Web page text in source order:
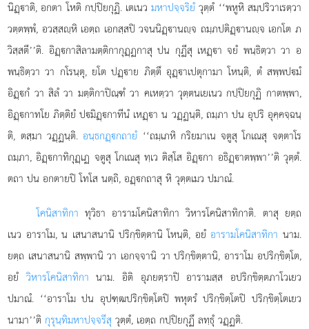
นิฏฺาติ, อกตา โหติ กปฺปิยกุฏิ. เตเนวมหาปจฺจริยํ วุตฺตํ ‘‘พหูหิ สมฺปริวาเรตฺวา
วตฺตพฺพํ, อวสฺสฺหิ เอตฺถ เอกสฺสปิ วจนนิฏฺานฺจ ถมฺภปติฏฺานฺจ เอกโต ภ
วิสฺสตี’’ติ. อิฏฺกาสิลามตฺติกากุฏฺฏกาสุ ปน กุฏีสุ เหฏฺา จยํ พนฺธิตฺวา วา อ
พนฺธิตฺวา วา กโรนฺตุ, ยโต ปฏฺาย ภิตฺตึ อุฏฺาเปตุกามา โหนฺติ, ตํ สพฺพปมํ
อิฏฺกํ วา สิลํ วา มตฺติกาปิณฺฑํ วา คเหตฺวา วุตฺตนเยเนว กปฺปิยกุฏิ กาตพฺพา,
อิฏฺกาทโย ภิตฺติยํ ปมิฏฺกาทีนํ เหฏฺา น วฏฺฏนฺติ, ถมฺภา ปน อุปริ อุคฺคจฺฉนฺ
ติ, ตสฺมา วฏฺฏนฺติ.อนฺธกฏฺกถายํ ‘‘ถมฺเภหิ กริยมาเน จตูสุ โกเณสุ จตฺตาโร
ถมฺภา, อิฏฺกาทิกุฏฺเฏ จตูสุ โกเณสุ ทฺเว ติสฺโส อิฏฺกา อธิฏฺาตพฺพา’’ติ วุตฺตํ.
ตถา ปน อกตายปิ โทโส นตฺถิ, อฏฺกถาสุ หิ วุตฺตเมว ปมาณํ.
โคนิสาทิกา ทุวิธา อารามโคนิสาทิกา วิหารโคนิสาทิกาติ. ตาสุ ยตฺถ
เนว อาราโม, น เสนาสนานิ ปริกฺขิตฺตานิ โหนฺติ, อยํอารามโคนิสาทิกา นาม.
ยตฺถ เสนาสนานิ สพฺพานิวา เอกจฺจานิ วา ปริกฺขิตฺตานิ, อาราโม อปริกฺขิตฺโต,
อยํวิหารโคนิสาทิกา นาม. อิติ อุภยตฺราปิ อารามสฺส อปริกฺขิตฺตภาโวเยว
ปมาณํ. ‘‘อาราโมปน อุปฑฺฒปริกฺขิตฺโตปิ พหุตรํ ปริกฺขิตฺโตปิ ปริกฺขิตฺโตเยว
นามา’’ติ กุรุนฺทิมหาปจฺจรีสุ วุตฺตํ, เอตฺถ กปฺปิยกุฏึ ลทฺธุํ วฏฺฏติ.